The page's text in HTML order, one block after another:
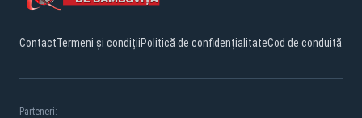
ContactTermeni și condițiiPolitică de confidențialitateCod de conduită
Parteneri: